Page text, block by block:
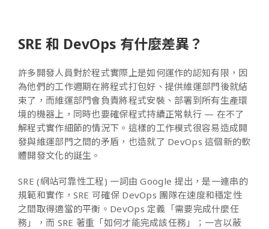
SRE 和 DevOps 有什麼差異？
許多開發人員對於程式實際上是如何運作的認知有限，因
為他們的工作週期在將程式打包好、提供維運部門後就結
束了，而維運部門會負責將程式安裝、部署到所有生產環
境的機器上，同時也要確保程式持續正常執行 — 在不了
解程式實作細節的情況下。這樣的工作模式很容易造成開
發與維運部門之間的矛盾，也造就了 DevOps 這個新的軟
體開發文化的誕生。
SRE (網站可靠性工程) 一詞由 Google 提出，是一連串的
規範和實作，SRE 可確保 DevOps 團隊在速度和穩定性
之間取得適當的平衡。DevOps 定義「需要完成什麼任
務」，而 SRE 著重「如何才能完成該任務」；一言以蔽